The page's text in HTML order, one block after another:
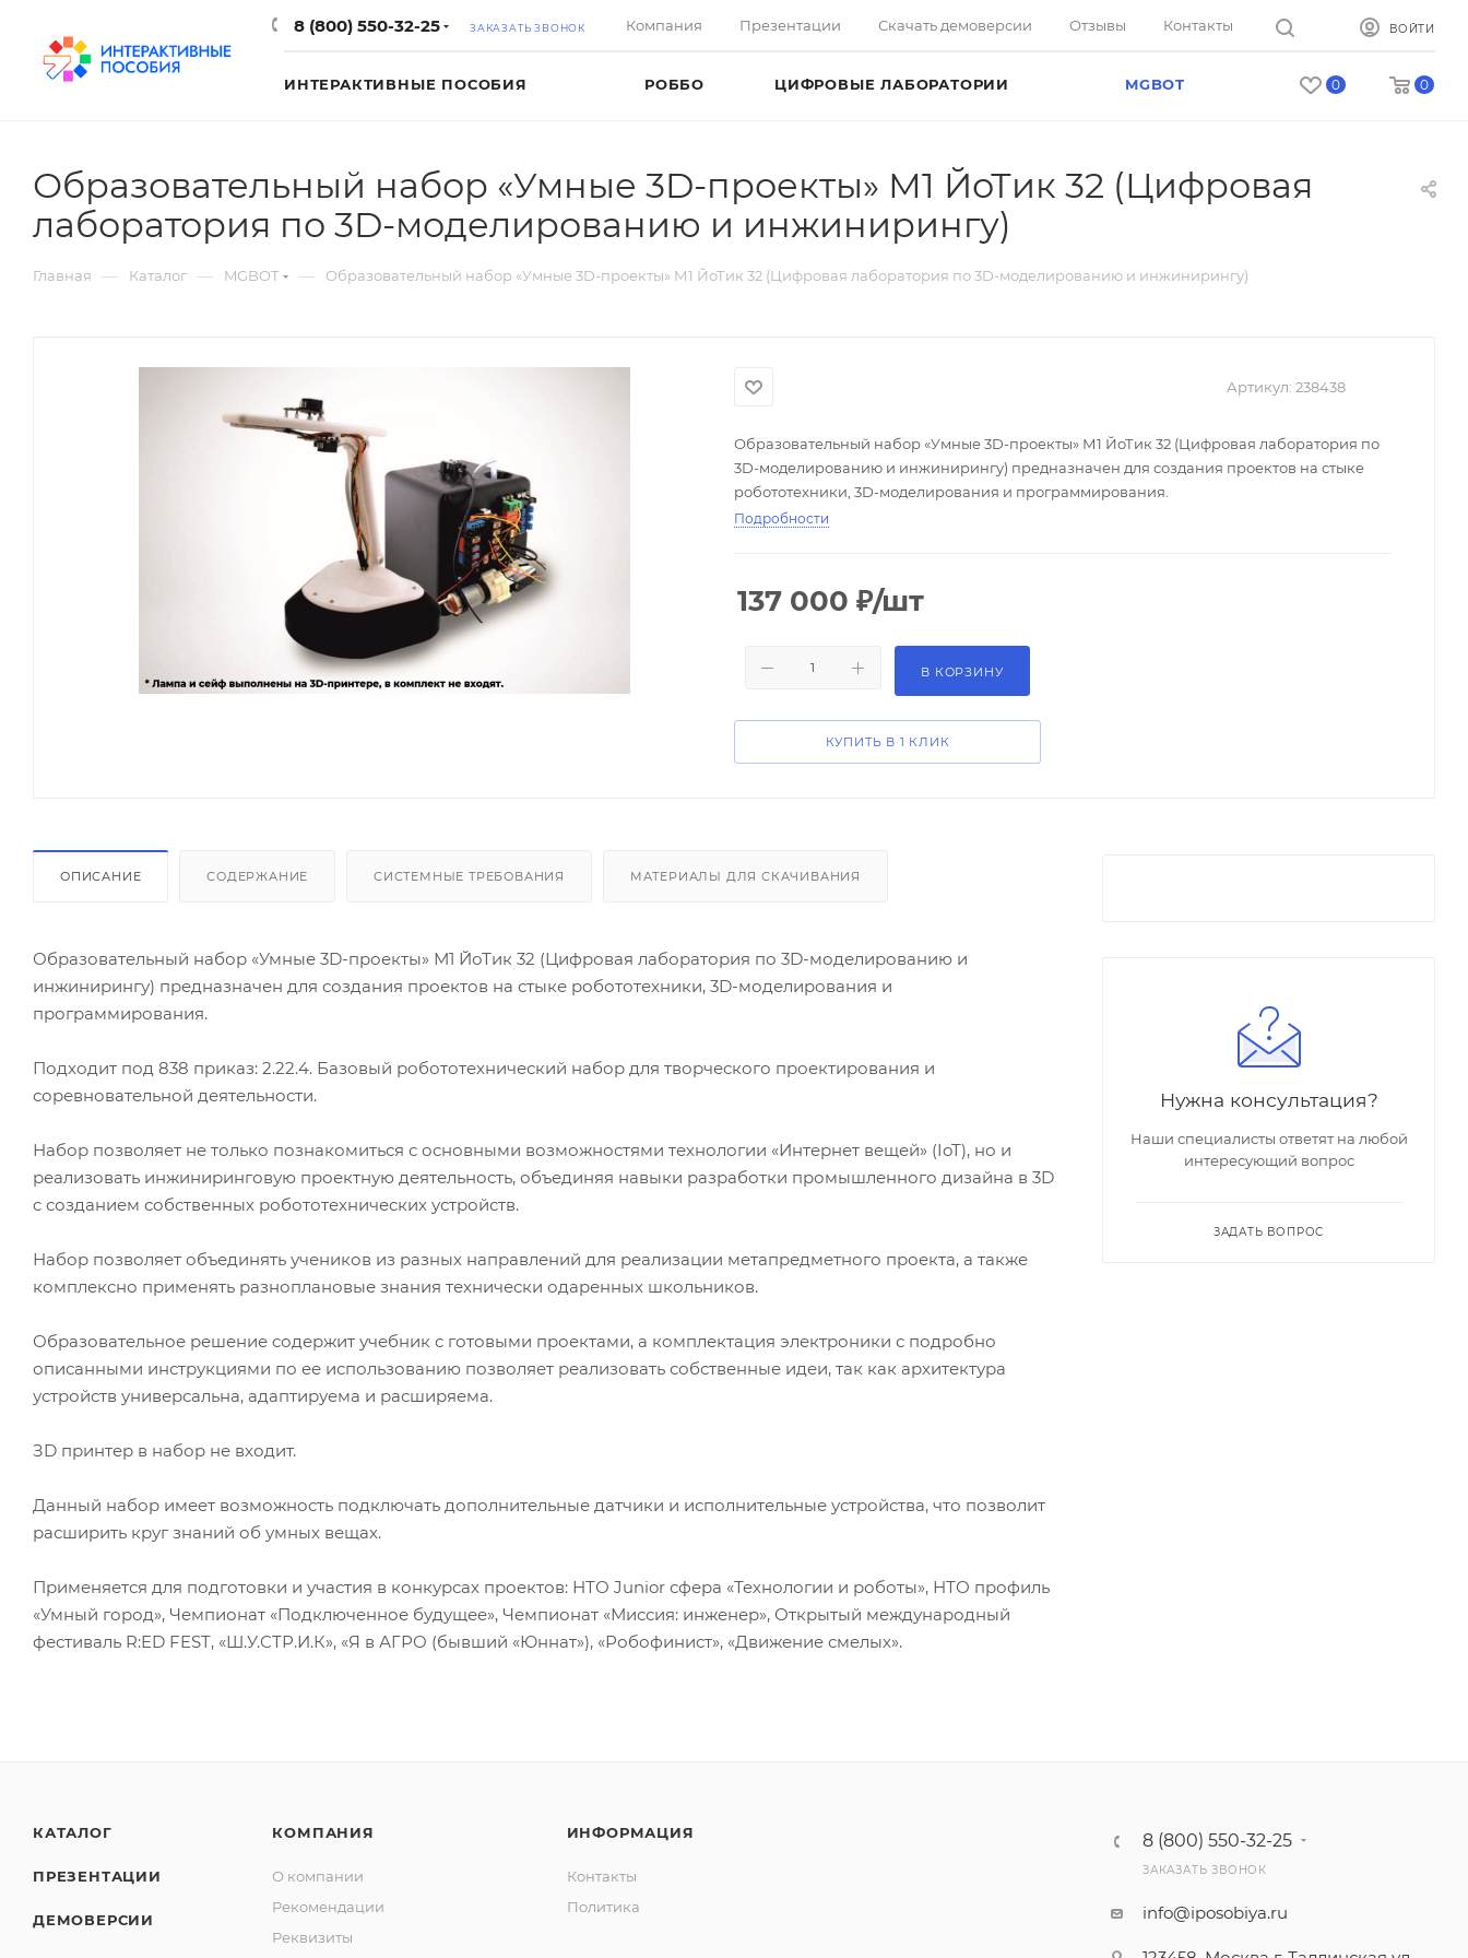
8 (800) 550-32-25 ЗАКАЗАТЬ ЗВОНОК Компания Презентации Скачать демоверсии Отзывы Контакты ВОЙТИ
0 0
ИНТЕРАКТИВНЫЕ ПОСОБИЯ РОББО ЦИФРОВЫЕ ЛАБОРАТОРИИ MGBOT
Образовательный набор «Умные 3D-проекты» М1 ЙоТик 32 (Цифровая
лаборатория по 3D-моделированию и инжинирингу)
Главная — Каталог — MGBOT — Образовательный набор «Умные 3D-проекты» М1 ЙоТик 32 (Цифровая лаборатория по 3D-моделированию и инжинирингу)
Артикул: 238438
Образовательный набор «Умные 3D-проекты» М1 ЙоТик 32 (Цифровая лаборатория по
3D-моделированию и инжинирингу) предназначен для создания проектов на стыке
робототехники, 3D-моделирования и программирования.
Подробности
137 000 ₽/шт
В КОРЗИНУ
КУПИТЬ В 1 КЛИК
ОПИСАНИЕ СОДЕРЖАНИЕ СИСТЕМНЫЕ ТРЕБОВАНИЯ МАТЕРИАЛЫ ДЛЯ СКАЧИВАНИЯ
Образовательный набор «Умные 3D-проекты» М1 ЙоТик 32 (Цифровая лаборатория по 3D-моделированию и
инжинирингу) предназначен для создания проектов на стыке робототехники, 3D-моделирования и
программирования.
Подходит под 838 приказ: 2.22.4. Базовый робототехнический набор для творческого проектирования и
соревновательной деятельности.
Набор позволяет не только познакомиться с основными возможностями технологии «Интернет вещей» (IoT), но и
реализовать инжиниринговую проектную деятельность, объединяя навыки разработки промышленного дизайна в 3D
c созданием собственных робототехнических устройств.
Набор позволяет объединять учеников из разных направлений для реализации метапредметного проекта, а также
комплексно применять разноплановые знания технически одаренных школьников.
Образовательное решение содержит учебник с готовыми проектами, а комплектация электроники с подробно
описанными инструкциями по ее использованию позволяет реализовать собственные идеи, так как архитектура
устройств универсальна, адаптируема и расширяема.
ЗD принтер в набор не входит.
Данный набор имеет возможность подключать дополнительные датчики и исполнительные устройства, что позволит
расширить круг знаний об умных вещах.
Применяется для подготовки и участия в конкурсах проектов: НТО Junior сфера «Технологии и роботы», НТО профиль
«Умный город», Чемпионат «Подключенное будущее», Чемпионат «Миссия: инженер», Открытый международный
фестиваль R:ED FEST, «Ш.У.СТР.И.К», «Я в АГРО (бывший «Юннат»), «Робофинист», «Движение смелых».
Нужна консультация?
Наши специалисты ответят на любой
интересующий вопрос
ЗАДАТЬ ВОПРОС
КАТАЛОГ
ПРЕЗЕНТАЦИИ
ДЕМОВЕРСИИ
КОМПАНИЯ
О компании
Рекомендации
Реквизиты
ИНФОРМАЦИЯ
Контакты
Политика
8 (800) 550-32-25
ЗАКАЗАТЬ ЗВОНОК
info@iposobiya.ru